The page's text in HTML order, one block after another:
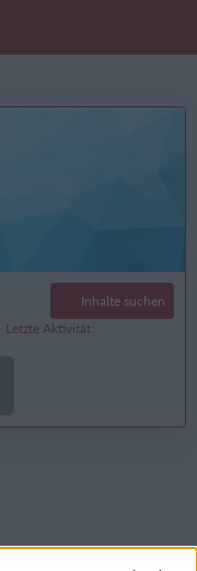
Inhalte suchen
Letzte Aktivität
Über mich